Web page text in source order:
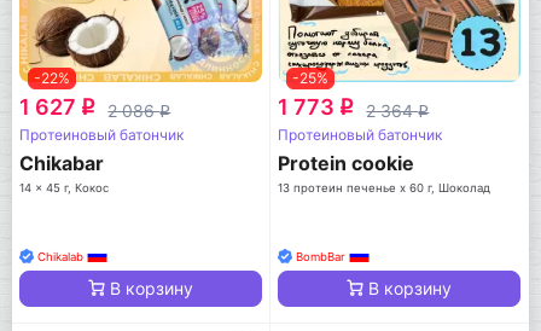
-22%
1 627 q 2 086q
Протеиновый батончик
Chikabar
14 x 45 г, Кокос
Chikalab
В корзину
-25%
1 773 q 2 364q
Протеиновый батончик
Protein cookie
13 протеин печенье x 60 г, Шоколад
BombBar
В корзину